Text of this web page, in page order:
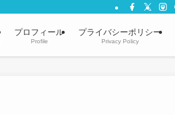
プロフィール
Profile
プライバシーポリシー
Privacy Policy